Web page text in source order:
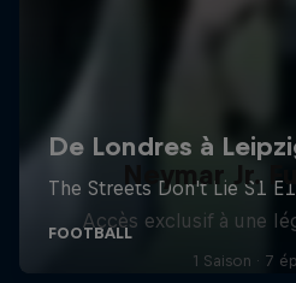
Neymar Jr.
Accès exclusif à une
1 Saison · 7